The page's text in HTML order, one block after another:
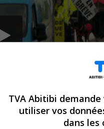
TVA Abitibi
utiliser vos
dans les